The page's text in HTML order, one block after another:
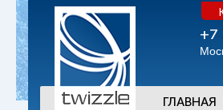
+7
ГЛАВНАЯ